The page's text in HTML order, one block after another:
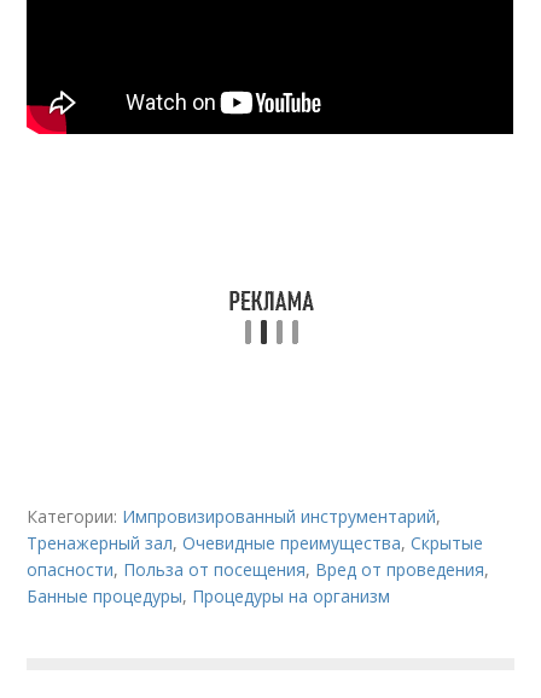
Категории: Импровизированный инструментарий,
Тренажерный зал,Очевидные преимущества,Скрытые
опасности, Польза от посещения, Вред от проведения,
Банные процедуры, Процедуры на организм